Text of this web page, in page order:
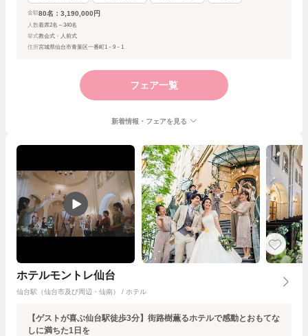
金額 80名：3,190,000円
人数着席2名～340名
挙式教会式・人前式
住所宮城県仙台市青葉区一番町1－9－1
フェア一覧
新着情報・フェアを見る
ホテルモントレ仙台
仙台駅（仙台市及び周辺・仙南） / ホテル
【ゲストが喜ぶ仙台駅徒歩3分】街路樹薫るホテルで感動とおもてな
しに満ちた1日を